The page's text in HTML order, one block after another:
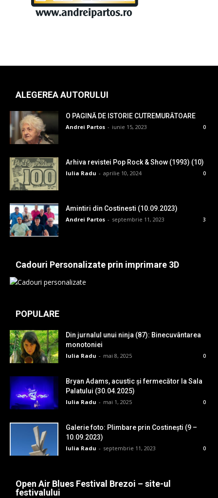
ALEGEREA AUTORULUI
O PAGINĂ DE ISTORIE CUTREMURĂTOARE
Andrei Partos - iunie 15, 2023 0
Arhiva revistei Pop Rock & Show (1993) (10)
Iulia Radu - aprilie 10, 2024 0
Amintiri din Costinesti (10.09.2023)
Andrei Partos - septembrie 11, 2023 3
Cadouri Personalizate prin imprimare 3D
POPULARE
Din jurnalul unui ninja (87): Binecuvântarea
monotoniei
Iulia Radu - mai 8, 2025 0
Bryan Adams, acustic și fermecător la Sala
Palatului (30.04.2025)
Iulia Radu - mai 1, 2025 0
Galerie foto: Plimbare prin Costinești (9 –
10.09.2023)
Iulia Radu - septembrie 11, 2023 0
Open Air Blues Festival Brezoi – site-ul
festivalului